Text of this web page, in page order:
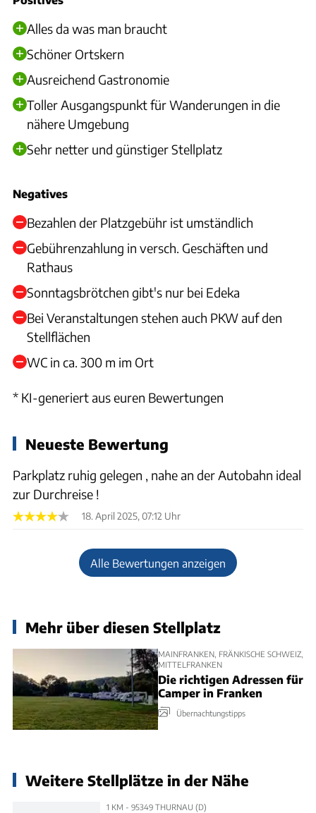
Alles da was man braucht
Schöner Ortskern
Ausreichend Gastronomie
Toller Ausgangspunkt für Wanderungen in die
nähere Umgebung
Sehr netter und günstiger Stellplatz
Negatives
Bezahlen der Platzgebühr ist umständlich
Gebührenzahlung in versch. Geschäften und
Rathaus
Sonntagsbrötchen gibt's nur bei Edeka
Bei Veranstaltungen stehen auch PKW auf den
Stellflächen
WC in ca. 300 m im Ort
* KI-generiert aus euren Bewertungen
Neueste Bewertung
Parkplatz ruhig gelegen , nahe an der Autobahn ideal
zur Durchreise !
18. April 2025, 07:12 Uhr
Alle Bewertungen anzeigen
Mehr über diesen Stellplatz
MAINFRANKEN, FRÄNKISCHE SCHWEIZ,
MITTELFRANKEN
Die richtigen Adressen für
Camper in Franken
Übernachtungstipps
Weitere Stellplätze in der Nähe
1 KM - 95349 THURNAU (D)